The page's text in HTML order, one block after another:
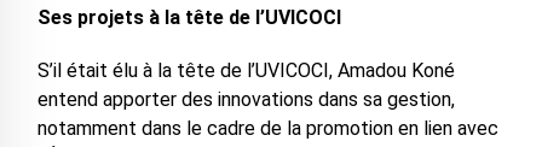
Ses projets à la tête de l’UVICOCI
S’il était élu à la tête de l’UVICOCI, Amadou Koné
entend apporter des innovations dans sa gestion,
notamment dans le cadre de la promotion en lien avec